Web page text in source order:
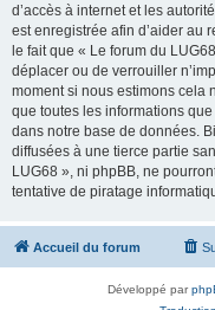
d’accès à internet et les
est enregistrée afin d’aider au
le fait que « Le forum du
déplacer ou de verrouiller
moment si nous estimons cela
que toutes les informations
dans notre base de données.
diffusées à une tierce partie
LUG68 », ni phpBB, ne
tentative de piratage
Accueil du forum
Développé par